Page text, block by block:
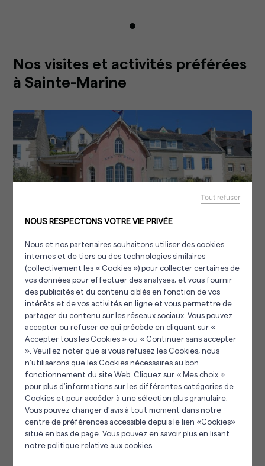
Panneau de gestion des cookies
NOUS RESPECTONS VOTRE VIE PRIVÉE
Nous et nos partenaires souhaitons utiliser des cookies
internes et de tiers ou des technologies similaires
(collectivement les « Cookies ») pour collecter certaines de
vos données pour effectuer des analyses, et vous fournir
des publicités et du contenu ciblés en fonction de vos
intérêts et de vos activités en ligne et vous permettre de
partager du contenu sur les réseaux sociaux. Vous pouvez
accepter ou refuser ce qui précède en cliquant sur «
Accepter tous les Cookies » ou « Continuer sans accepter
». Veuillez noter que si vous refusez les Cookies, nous
n'utiliserons que les Cookies nécessaires au bon
fonctionnement du site Web. Cliquez sur « Mes choix »
pour plus d'informations sur les différentes catégories de
Cookies et pour accéder à une sélection plus granulaire.
Vous pouvez changer d'avis à tout moment dans notre
centre de préférences accessible depuis le lien «Cookies»
situé en bas de page. Vous pouvez en savoir plus en lisant
notre politique relative aux cookies.
Tout refuser
Nos visites et activités préférées
à Sainte-Marine
La visite de l'Abri du marin
La maison rose sur le port accueillait les marins en
escale dès le début du XXe siècle.Aujourd’hui converti
enmusée il est référencé au patrimoine culturel.
Sainte-Marine en images